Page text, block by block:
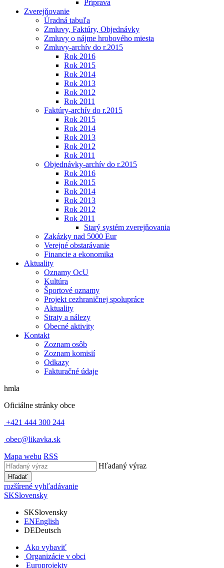
Príprava
Zverejňovanie
Úradná tabuľa
Zmluvy, Faktúry, Objednávky
Zmluvy o nájme hrobového miesta
Zmluvy-archív do r.2015
Rok 2016
Rok 2015
Rok 2014
Rok 2013
Rok 2012
Rok 2011
Faktúry-archív do r.2015
Rok 2015
Rok 2014
Rok 2013
Rok 2012
Rok 2011
Objednávky-archív do r.2015
Rok 2016
Rok 2015
Rok 2014
Rok 2013
Rok 2012
Rok 2011
Starý systém zverejňovania
Zakázky nad 5000 Eur
Verejné obstarávanie
Financie a ekonomika
Aktuality
Oznamy OcU
Kultúra
Športové oznamy
Projekt cezhraničnej spolupráce
Aktuality
Straty a nálezy
Obecné aktivity
Kontakt
Zoznam osôb
Zoznam komisií
Odkazy
Fakturačné údaje
hmla
Oficiálne stránky obce
+421 444 300 244
obec@likavka.sk
Mapa webu RSS
Hľadaný výraz
Hľadať
rozšírené vyhľadávanie
SKSlovensky
SKSlovensky
ENEnglish
DEDeutsch
Ako vybaviť
Organizácie v obci
Europrojekty